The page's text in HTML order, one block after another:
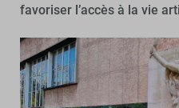
favoriser l’accès à la vie